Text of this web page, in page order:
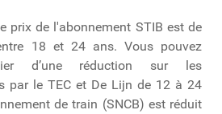
prix de l'abonnement STIB est de
18 et 24 ans. Vous pouvez
d’une réduction sur les
par le TEC et De Lijn de 12 à 24
de train (SNCB) est réduit